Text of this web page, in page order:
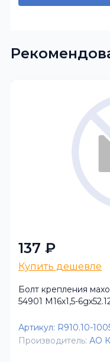
137 ₽
Купить дешевле
Болт крепления
54901 М16х1,5-
Артикул: R910.10-
Производитель: АО